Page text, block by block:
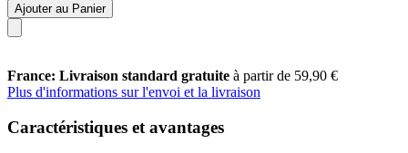
Ajouter au Panier
France: Livraison standard gratuite à partir de 59,90 €
Plus d'informations sur l'envoi et la livraison
Caractéristiques et avantages